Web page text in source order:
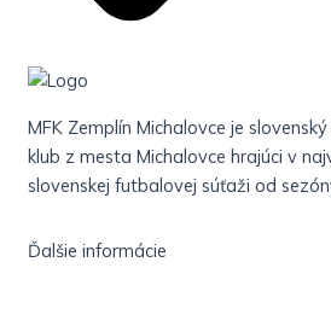
MFK Zemplín Michalovce je
klub z mesta Michalovce hrajúci v
slovenskej futbalovej súťaži od
Ďalšie informácie